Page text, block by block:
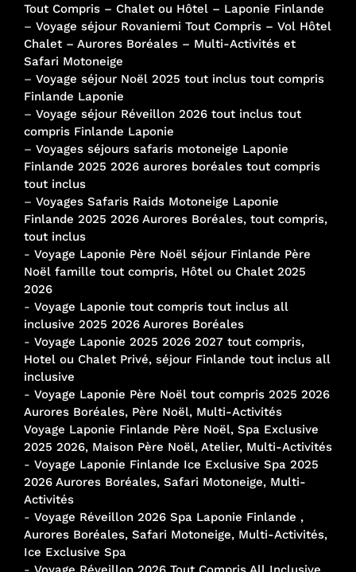
Tout Compris – Chalet ou Hôtel – Laponie Finlande
– Voyage séjour Rovaniemi Tout Compris – Vol Hôtel
Chalet – Aurores Boréales – Multi-Activités et
Safari Motoneige
– Voyage séjour Noël 2025 tout inclus tout compris
Finlande Laponie
– Voyage séjour Réveillon 2026 tout inclus tout
compris Finlande Laponie
– Voyages séjours safaris motoneige Laponie
Finlande 2025 2026 aurores boréales tout compris
tout inclus
– Voyages Safaris Raids Motoneige Laponie
Finlande 2025 2026 Aurores Boréales, tout compris,
tout inclus
- Voyage Laponie Père Noël séjour Finlande Père
Noël famille tout compris, Hôtel ou Chalet 2025
2026
- Voyage Laponie tout compris tout inclus all
inclusive 2025 2026 Aurores Boréales
- Voyage Laponie 2025 2026 2027 tout compris,
Hotel ou Chalet Privé, séjour Finlande tout inclus all
inclusive
- Voyage Laponie Père Noël tout compris 2025 2026
Aurores Boréales, Père Noël, Multi-Activités
Voyage Laponie Finlande Père Noël, Spa Exclusive
2025 2026, Maison Père Noël, Atelier, Multi-Activités
- Voyage Laponie Finlande Ice Exclusive Spa 2025
2026 Aurores Boréales, Safari Motoneige, Multi-
Activités
- Voyage Réveillon 2026 Spa Laponie Finlande ,
Aurores Boréales, Safari Motoneige, Multi-Activités,
Ice Exclusive Spa